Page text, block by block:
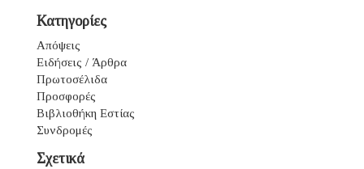
Κατηγορίες
Απόψεις
Ειδήσεις / Άρθρα
Πρωτοσέλιδα
Προσφορές
Βιβλιοθήκη Εστίας
Συνδρομές
Σχετικά